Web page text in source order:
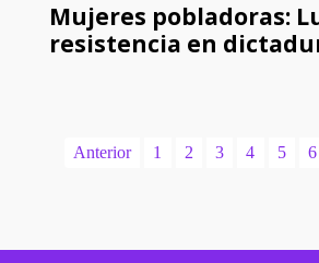
Mujeres pobladoras:
resistencia en
Anterior 1 2 3 4 5 6